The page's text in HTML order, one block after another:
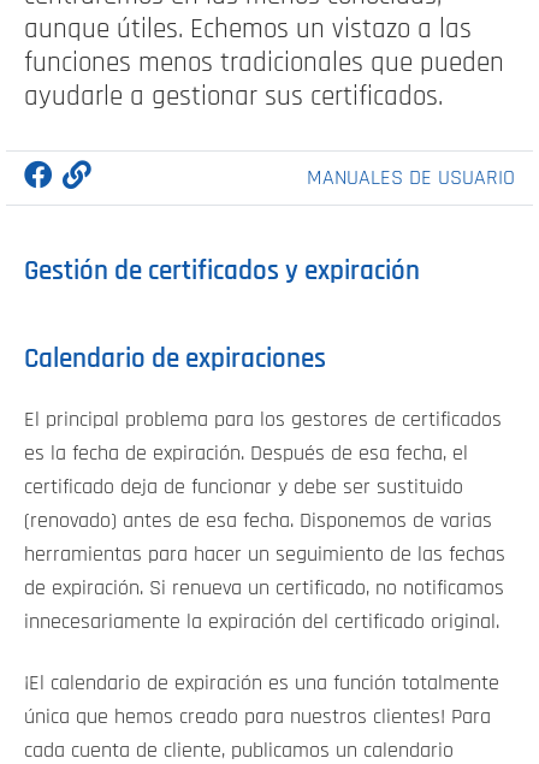
aunque útiles. Echemos un vistazo a las
funciones menos tradicionales que pueden
ayudarle a gestionar sus certificados.
MANUALES DE USUARIO
Gestión de certificados y expiración
Calendario de expiraciones
El principal problema para los gestores de certificados
es la fecha de expiración. Después de esa fecha, el
certificado deja de funcionar y debe ser sustituido
(renovado) antes de esa fecha. Disponemos de varias
herramientas para hacer un seguimiento de las fechas
de expiración. Si renueva un certificado, no notificamos
innecesariamente la expiración del certificado original.
¡El calendario de expiración es una función totalmente
única que hemos creado para nuestros clientes! Para
cada cuenta de cliente, publicamos un calendario